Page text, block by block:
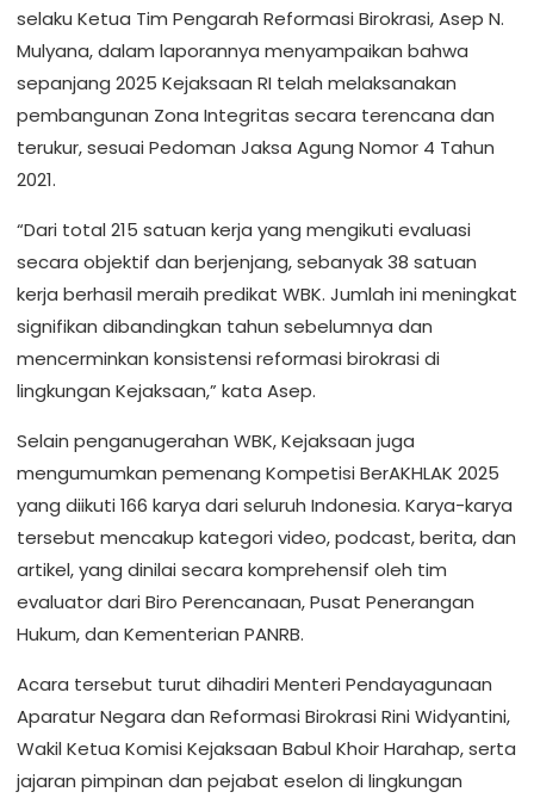
selaku Ketua Tim Pengarah Reformasi Birokrasi, Asep N.
Mulyana, dalam laporannya menyampaikan bahwa
sepanjang 2025 Kejaksaan RI telah melaksanakan
pembangunan Zona Integritas secara terencana dan
terukur, sesuai Pedoman Jaksa Agung Nomor 4 Tahun
2021.
“Dari total 215 satuan kerja yang mengikuti evaluasi
secara objektif dan berjenjang, sebanyak 38 satuan
kerja berhasil meraih predikat WBK. Jumlah ini meningkat
signifikan dibandingkan tahun sebelumnya dan
mencerminkan konsistensi reformasi birokrasi di
lingkungan Kejaksaan,” kata Asep.
Selain penganugerahan WBK, Kejaksaan juga
mengumumkan pemenang Kompetisi BerAKHLAK 2025
yang diikuti 166 karya dari seluruh Indonesia. Karya-karya
tersebut mencakup kategori video, podcast, berita, dan
artikel, yang dinilai secara komprehensif oleh tim
evaluator dari Biro Perencanaan, Pusat Penerangan
Hukum, dan Kementerian PANRB.
Acara tersebut turut dihadiri Menteri Pendayagunaan
Aparatur Negara dan Reformasi Birokrasi Rini Widyantini,
Wakil Ketua Komisi Kejaksaan Babul Khoir Harahap, serta
jajaran pimpinan dan pejabat eselon di lingkungan